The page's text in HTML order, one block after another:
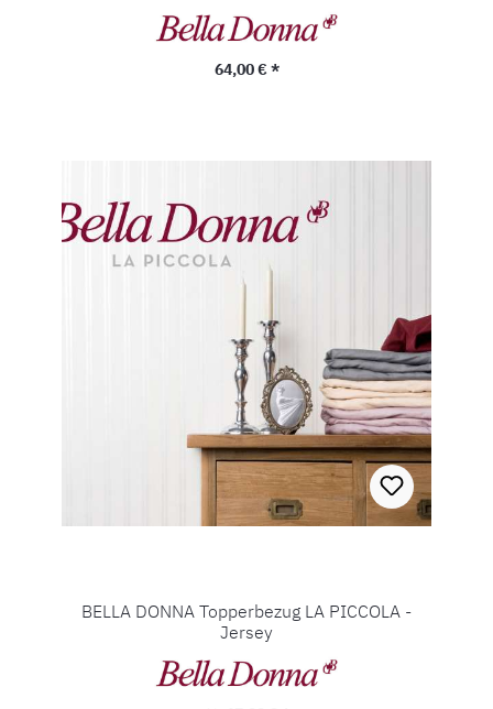
Regulärer Preis:
64,00 € *
BELLA DONNA Topperbezug LA PICCOLA -
Jersey